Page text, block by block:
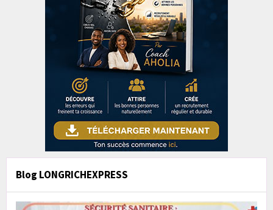
Blog LONGRICHEXPRESS